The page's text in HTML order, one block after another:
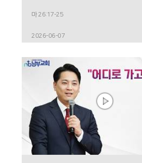
마 26:17-25
2026-06-07